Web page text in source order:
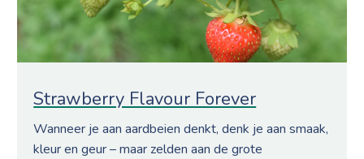
Strawberry Flavour Forever
Wanneer je aan aardbeien denkt, denk je aan smaak,
kleur en geur – maar zelden aan de grote